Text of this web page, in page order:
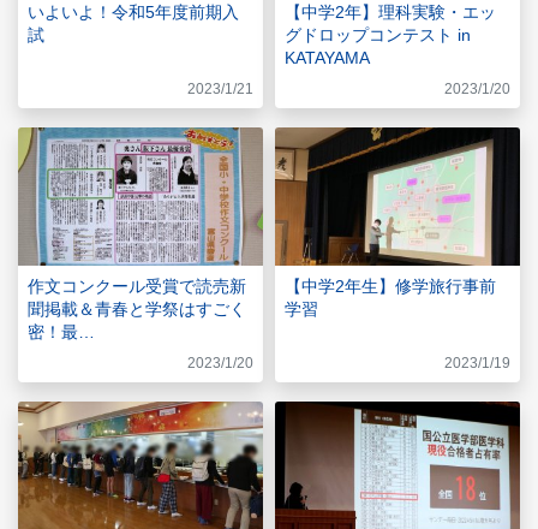
いよいよ！令和5年度前期入
試
2023/1/21
【中学2年】理科実験・エッ
グドロップコンテスト in
KATAYAMA
2023/1/20
作文コンクール受賞で読売新
聞掲載＆青春と学祭はすごく
密！最…
2023/1/20
【中学2年生】修学旅行事前
学習
2023/1/19